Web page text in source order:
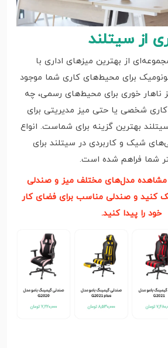
از سیتلند
از بهترین میزهای اداری با
برای محیط‌های کاری شما موجود
ناهار خوری برای محیط‌های رسمی، چه
شخصی یا حتی میز مدیریتی برای
بهترین گزینه برای شماست. انواع
شیک و کاربردی در سیتلند برای
شما فراهم شده است.
مشاهده مدل‌های مختلف میز و صندلی
کنید و صندلی مناسب برای فضای کار
خود را پیدا کنید.